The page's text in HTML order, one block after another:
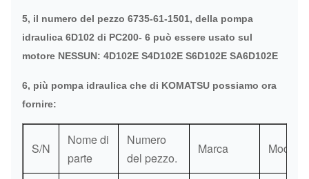
5, il numero del pezzo 6735-61-1501, della pompa
idraulica 6D102 di PC200- 6 può essere usato sul
motore NESSUN: 4D102E S4D102E S6D102E SA6D102E
6, più pompa idraulica che di KOMATSU possiamo ora
fornire:
S/N
Nome di
parte
Numero
del pezzo.
Marca Modello